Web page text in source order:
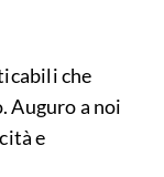
che
Auguro a noi
e